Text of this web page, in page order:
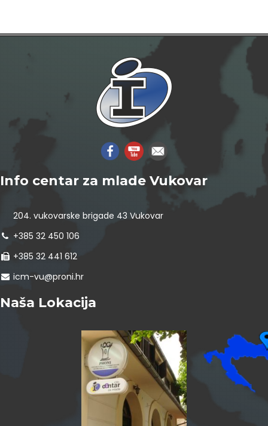
Info centar za mlade Vukovar
204. vukovarske brigade 43 Vukovar
+385 32 450 106
+385 32 441 612
icm-vu@proni.hr
Naša Lokacija